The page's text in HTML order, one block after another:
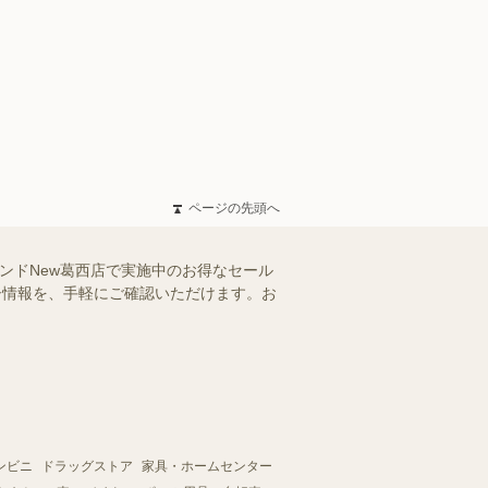
ページの先頭へ
ドNew葛西店で実施中のお得なセール
報を、手軽にご確認いただけます。お
ビニ ドラッグストア
家具・ホームセンター